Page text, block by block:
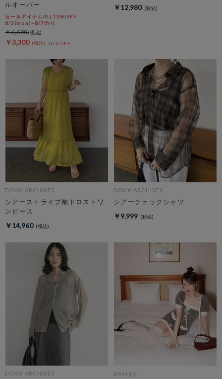
ルオーバー
セールアイテムALL10%OFF
8/3(mon)~8/7(fri)
￥3,300 50％OFF
￥6,600
￥12,980
DOUX ARCHIVES
シアーストライプ袖ドロストワ
ンピース
￥14,960
DOUX ARCHIVES
シアーチェックシャツ
￥9,999
DOUX ARCHIVES amerge.